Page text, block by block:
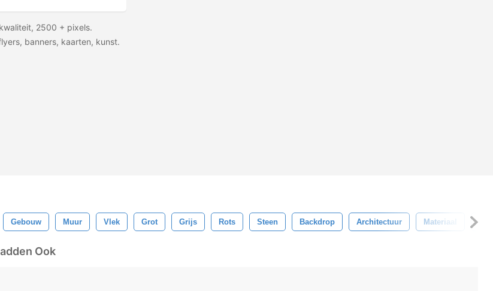
2500 + pixels.
banners, kaarten, kunst.
Gebouw Muur Vlek Grot Grijs Rots Steen Backdrop Architectuur Materiaal
Ook